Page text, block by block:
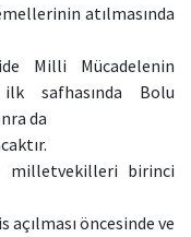
atılmasında
Milli Mücadelenin
ilk safhasında Bolu
da
milletvekilleri birinci
öncesinde ve